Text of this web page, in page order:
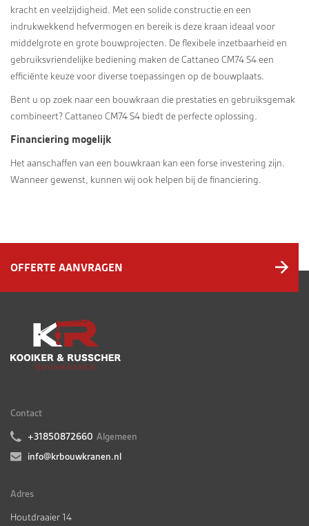
kracht en veelzijdigheid. Met een solide constructie en een
indrukwekkend hefvermogen en bereik is deze kraan ideaal voor
middelgrote en grote bouwprojecten. De flexibele inzetbaarheid en
gebruiksvriendelijke bediening maken de Cattaneo CM74 S4 een
efficiënte keuze voor diverse toepassingen op de bouwplaats.
Bent u op zoek naar een bouwkraan die prestaties en gebruiksgemak
combineert? Cattaneo CM74 S4 biedt de perfecte oplossing.
Financiering mogelijk
Het aanschaffen van een bouwkraan kan een forse investering zijn.
Wanneer gewenst, kunnen wij ook helpen bij de financiering.
OFFERTE AANVRAGEN
Contact
+31850872660 Algemeen
info@krbouwkranen.nl
Adres
Houtdraaier 14